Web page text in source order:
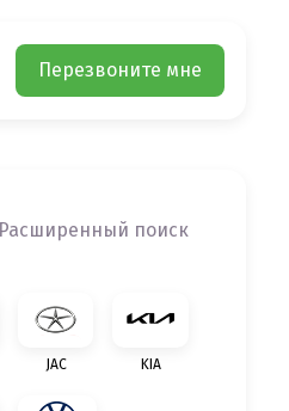
Перезвоните мне
Расширенный поиск
JAC KIA